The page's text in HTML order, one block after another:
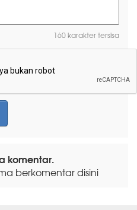
160 karakter tersisa
komentar.
berkomentar disini